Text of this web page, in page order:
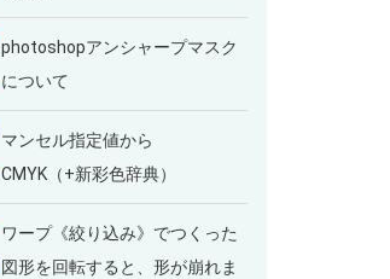
photoshopアンシャープマスク
について
マンセル指定値から
CMYK（+新彩色辞典）
ワープ《絞り込み》でつくった
図形を回転すると、形が崩れま